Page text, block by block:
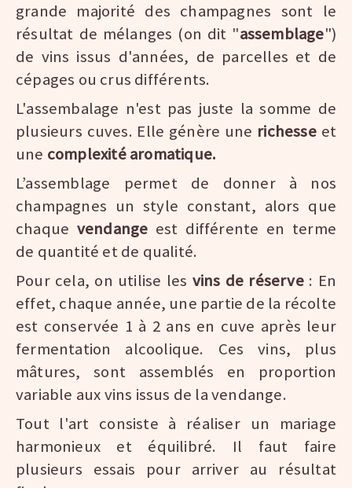
grande majorité des champagnes sont le
résultat de mélanges (on dit "assemblage")
de vins issus d'années, de parcelles et de
cépages ou crus différents.
L'assembalage n'est pas juste la somme de
plusieurs cuves. Elle génère une richesseet
une complexité aromatique.
L’assemblage permet de donner à nos
champagnes un style constant, alors que
chaque vendange est différente en terme
de quantité et de qualité.
Pour cela, on utilise les vins de réserve: En
effet, chaque année, une partie de la récolte
est conservée 1 à 2 ans en cuve après leur
fermentation alcoolique. Ces vins, plus
mâtures, sont assemblés en proportion
variable aux vins issus de la vendange.
Tout l'art consiste à réaliser un mariage
harmonieux et équilibré. Il faut faire
plusieurs essais pour arriver au résultat